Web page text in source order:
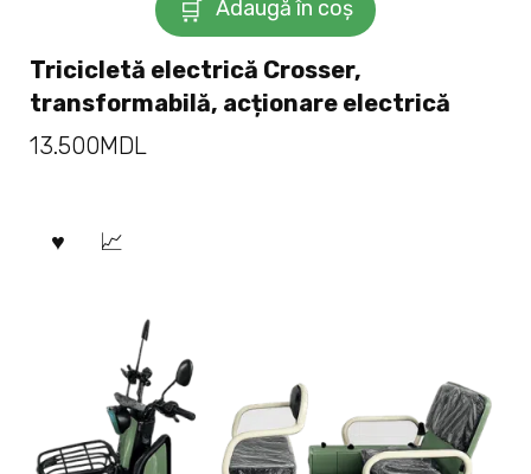
Adaugă în coș
Tricicletă electrică Crosser,
transformabilă, acționare electrică
13.500MDL